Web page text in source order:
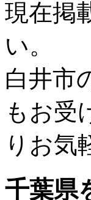
現在掲
い。
白井市
もお受
りお気
千葉県